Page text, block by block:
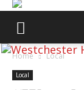
Home Local
Local